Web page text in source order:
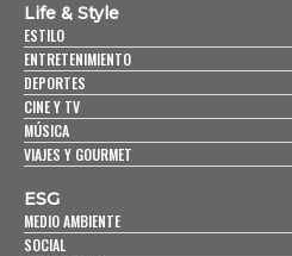
Life & Style
ESTILO
ENTRETENIMIENTO
DEPORTES
CINE Y TV
MÚSICA
VIAJES Y GOURMET
ESG
MEDIO AMBIENTE
SOCIAL